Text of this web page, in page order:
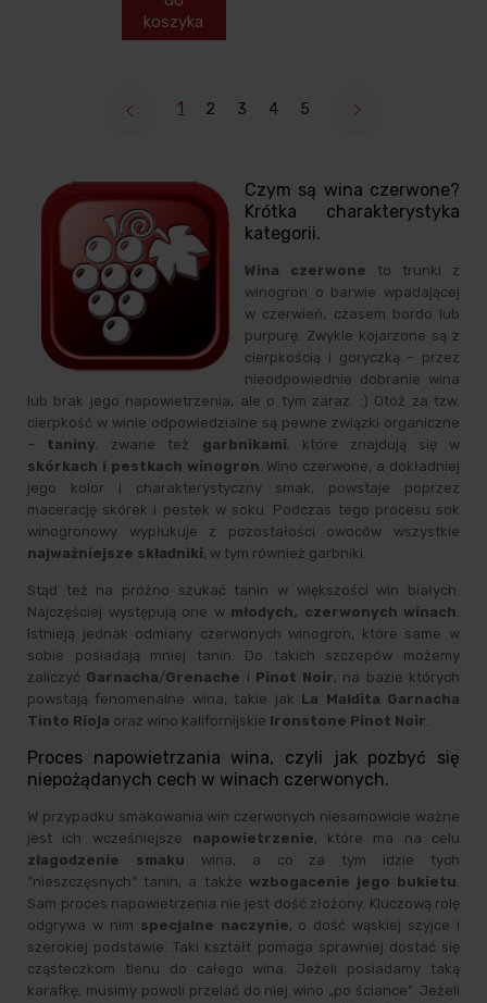
koszyka
1 2 3 4 5
Czym są wina czerwone?
Krótka charakterystyka
kategorii.
Wina czerwone to trunki z
winogron o barwie wpadającej
w czerwień, czasem bordo lub
purpurę. Zwykle kojarzone są z
cierpkością i goryczką – przez
nieodpowiednie dobranie wina
lub brak jego napowietrzenia, ale o tym zaraz. :) Otóż za tzw.
cierpkość w winie odpowiedzialne są pewne związki organiczne
– taniny, zwane też garbnikami, które znajdują się w
skórkach i pestkach winogron. Wino czerwone, a dokładniej
jego kolor i charakterystyczny smak, powstaje poprzez
macerację skórek i pestek w soku. Podczas tego procesu sok
winogronowy wypłukuje z pozostałości owoców wszystkie
najważniejsze składniki, w tym również garbniki.
Stąd też na próżno szukać tanin w większości win białych.
Najczęściej występują one w młodych, czerwonych winach.
Istnieją jednak odmiany czerwonych winogron, które same w
sobie posiadają mniej tanin. Do takich szczepów możemy
zaliczyć Garnacha/Grenache i Pinot Noir, na bazie których
powstają fenomenalne wina, takie jak La Maldita Garnacha
Tinto Rioja oraz wino kalifornijskie Ironstone Pinot Noir.
Proces napowietrzania wina, czyli jak pozbyć się
niepożądanych cech w winach czerwonych.
W przypadku smakowania win czerwonych niesamowicie ważne
jest ich wcześniejsze napowietrzenie, które ma na celu
złagodzenie smaku wina, a co za tym idzie tych
”nieszczęsnych” tanin, a także wzbogacenie jego bukietu.
Sam proces napowietrzenia nie jest dość złożony. Kluczową rolę
odgrywa w nim specjalne naczynie, o dość wąskiej szyjce i
szerokiej podstawie. Taki kształt pomaga sprawniej dostać się
cząsteczkom tlenu do całego wina. Jeżeli posiadamy taką
karafkę, musimy powoli przelać do niej wino „po ściance”. Jeżeli